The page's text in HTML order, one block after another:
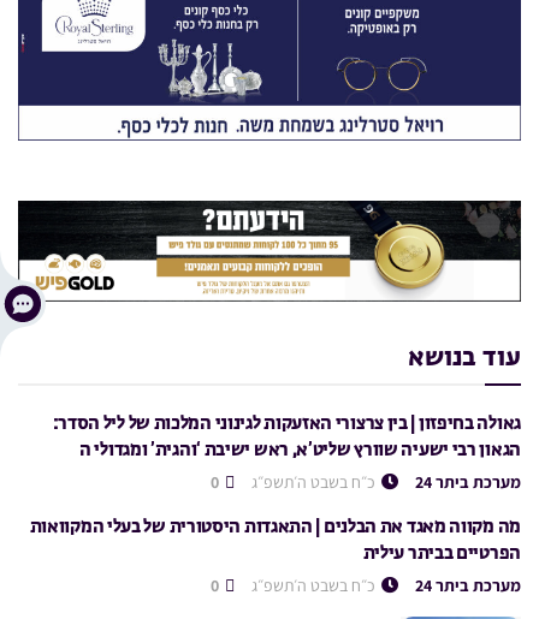
עוד בנושא
גאולה בחיפזון | בין צרצורי האזעקות לגינוני המלכות של ליל הסדר:
הגאון רבי ישעיה שוורץ שליט’א, ראש ישיבת ‘והגית’ ומגדולי ה
מערכת ביתר 24 כ״ח בשבט ה׳תשפ״ג
מה מקווה מאגד את הבלנים | התאגדות היסטורית של בעלי המקוואות
הפרטיים בביתר עילית
מערכת ביתר 24 כ״ח בשבט ה׳תשפ״ג